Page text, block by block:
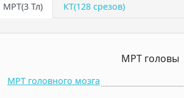
МРТ(3 Тл) КТ(128 срезов)
МРТ головы
МРТ головного мозга